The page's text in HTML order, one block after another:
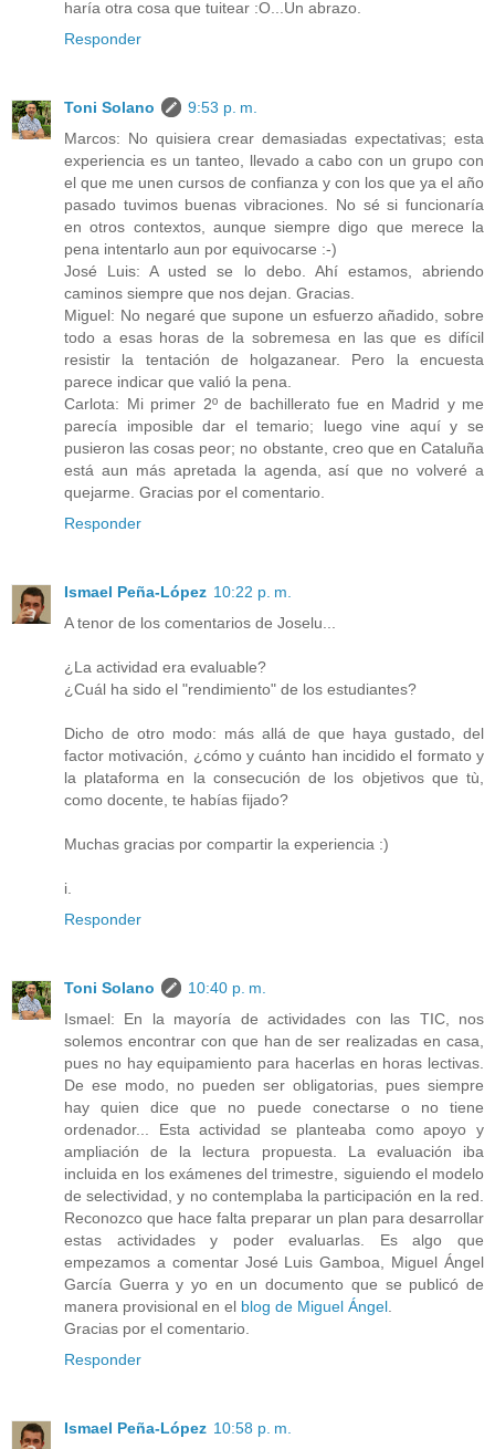
haría otra cosa que tuitear :O...Un abrazo.
Responder
Toni Solano
9:53 p. m.
Marcos: No quisiera crear demasiadas expectativas; esta
experiencia es un tanteo, llevado a cabo con un grupo con
el que me unen cursos de confianza y con los que ya el año
pasado tuvimos buenas vibraciones. No sé si funcionaría
en otros contextos, aunque siempre digo que merece la
pena intentarlo aun por equivocarse :-)
José Luis: A usted se lo debo. Ahí estamos, abriendo
caminos siempre que nos dejan. Gracias.
Miguel: No negaré que supone un esfuerzo añadido, sobre
todo a esas horas de la sobremesa en las que es difícil
resistir la tentación de holgazanear. Pero la encuesta
parece indicar que valió la pena.
Carlota: Mi primer 2º de bachillerato fue en Madrid y me
parecía imposible dar el temario; luego vine aquí y se
pusieron las cosas peor; no obstante, creo que en Cataluña
está aun más apretada la agenda, así que no volveré a
quejarme. Gracias por el comentario.
Responder
Ismael Peña-López 10:22 p. m.
A tenor de los comentarios de Joselu...
¿La actividad era evaluable?
¿Cuál ha sido el "rendimiento" de los estudiantes?
Dicho de otro modo: más allá de que haya gustado, del
factor motivación, ¿cómo y cuánto han incidido el formato y
la plataforma en la consecución de los objetivos que tù,
como docente, te habías fijado?
Muchas gracias por compartir la experiencia :)
i.
Responder
Toni Solano
10:40 p. m.
Ismael: En la mayoría de actividades con las TIC, nos
solemos encontrar con que han de ser realizadas en casa,
pues no hay equipamiento para hacerlas en horas lectivas.
De ese modo, no pueden ser obligatorias, pues siempre
hay quien dice que no puede conectarse o no tiene
ordenador... Esta actividad se planteaba como apoyo y
ampliación de la lectura propuesta. La evaluación iba
incluida en los exámenes del trimestre, siguiendo el modelo
de selectividad, y no contemplaba la participación en la red.
Reconozco que hace falta preparar un plan para desarrollar
estas actividades y poder evaluarlas. Es algo que
empezamos a comentar José Luis Gamboa, Miguel Ángel
García Guerra y yo en un documento que se publicó de
manera provisional en el blog de Miguel Ángel.
Gracias por el comentario.
Responder
Ismael Peña-López 10:58 p. m.